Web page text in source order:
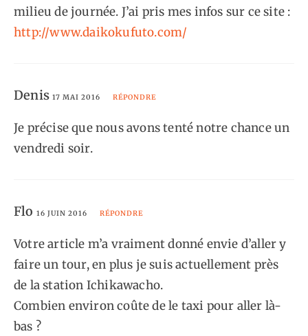
milieu de journée. J’ai pris mes infos sur ce site :
http://www.daikokufuto.com/
Denis17 MAI 2016 RÉPONDRE
Je précise que nous avons tenté notre chance un
vendredi soir.
Flo 16 JUIN 2016 RÉPONDRE
Votre article m’a vraiment donné envie d’aller y
faire un tour, en plus je suis actuellement près
de la station Ichikawacho.
Combien environ coûte de le taxi pour aller là-
bas ?